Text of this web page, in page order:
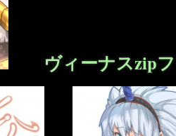
ヴィーナスzip